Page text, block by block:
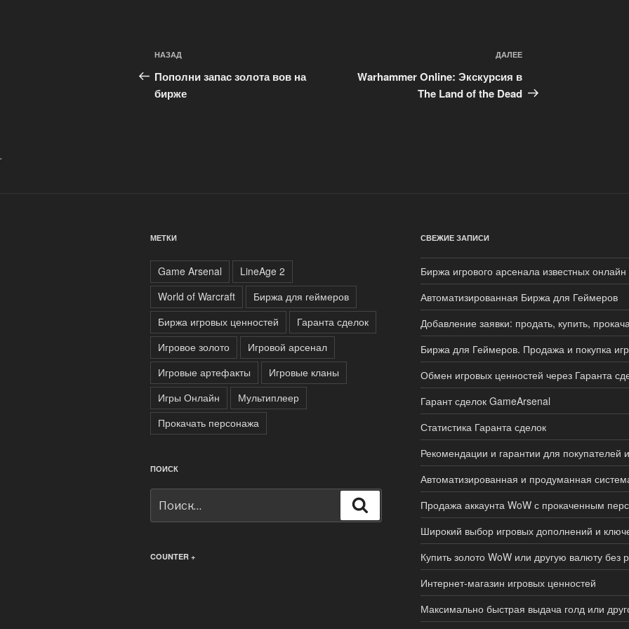
Навигация
по
записям
Предыдущая
запись:
НАЗАД
Пополни запас золота вов на
бирже
ДАЛЕЕ
Warhammer Online: Экскурсия в
The Land of the Dead
.
МЕТКИ
Game Arsenal
LineAge 2
World of Warcraft
Биржа для геймеров
Биржа игровых ценностей
Гаранта сделок
Игровое золото
Игровой арсенал
Игровые артефакты
Игровые кланы
Игры Онлайн
Мультиплеер
Прокачать персонажа
ПОИСК
COUNTER +
СВЕЖИЕ ЗАПИСИ
Биржа игрового арсенала известных онлайн
Автоматизированная Биржа для Геймеров
Добавление заявки: продать, купить,
Биржа для Геймеров. Продажа и покупка
Обмен игровых ценностей через Гаранта
Гарант сделок GameArsenal
Статистика Гаранта сделок
Рекомендации и гарантии для покупателей
Автоматизированная и продуманная
Продажа аккаунта WoW с прокаченным
Широкий выбор игровых дополнений и
Купить золото WoW или другую валюту без
Интернет-магазин игровых ценностей
Максимально быстрая выдача голд или